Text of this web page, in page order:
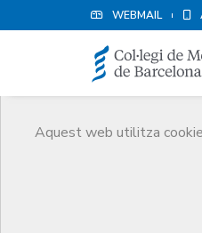
WEBMAIL
Aquest web utilitza